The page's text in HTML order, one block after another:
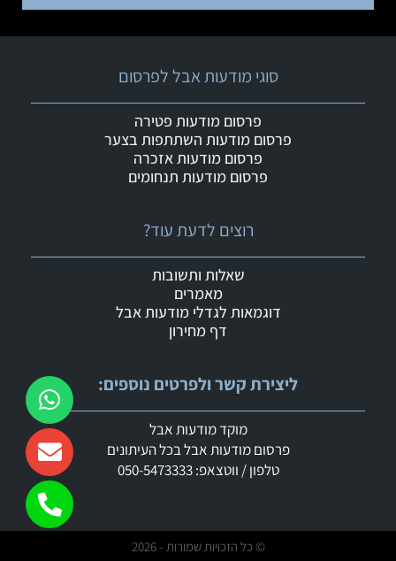
ליצירת קשר ולפרטים נוספים:
מוקד מודעות אבל
פרסום מודעות אבל בכל העיתונים
טלפון / ווטצאפ: 050-5473333
רוצים לדעת עוד?
שאלות ותשובות
מאמרים
דוגמאות לגדלי מודעות אבל
דף מחירון
סוגי מודעות אבל לפרסום
פרסום מודעות פטירה
פרסום מודעות השתתפות בצער
פרסום מודעות אזכרה
פרסום מודעות תנחומים
© כל הזכויות שמורות - 2026